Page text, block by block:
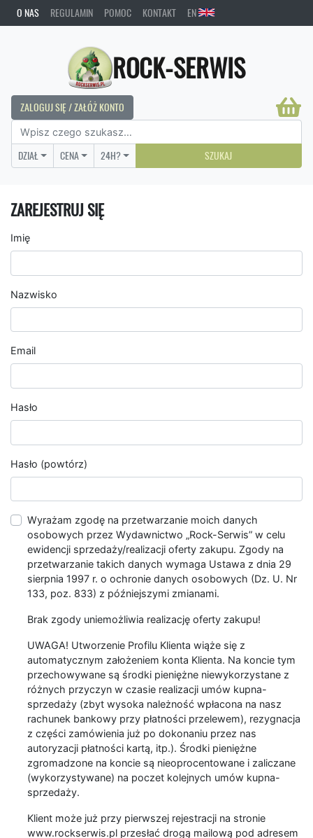
O NAS REGULAMIN POMOC KONTAKT EN
ROCK-SERWIS
ZALOGUJ SIĘ / ZAŁÓŻ KONTO
DZIAŁ CENA 24H? SZUKAJ
ZAREJESTRUJ SIĘ
Imię
Nazwisko
Email
Hasło
Hasło (powtórz)
Wyrażam zgodę na przetwarzanie moich danych
osobowych przez Wydawnictwo „Rock-Serwis” w celu
ewidencji sprzedaży/realizacji oferty zakupu. Zgody na
przetwarzanie takich danych wymaga Ustawa z dnia 29
sierpnia 1997 r. o ochronie danych osobowych (Dz. U. Nr
133, poz. 833) z późniejszymi zmianami.
Brak zgody uniemożliwia realizację oferty zakupu!
UWAGA! Utworzenie Profilu Klienta wiąże się z
automatycznym założeniem konta Klienta. Na koncie tym
przechowywane są środki pieniężne niewykorzystane z
różnych przyczyn w czasie realizacji umów kupna-
sprzedaży (zbyt wysoka należność wpłacona na nasz
rachunek bankowy przy płatności przelewem), rezygnacja
z części zamówienia już po dokonaniu przez nas
autoryzacji płatności kartą, itp.). Środki pieniężne
zgromadzone na koncie są nieoprocentowane i zaliczane
(wykorzystywane) na poczet kolejnych umów kupna-
sprzedaży.
Klient może już przy pierwszej rejestracji na stronie
www.rockserwis.pl przesłać drogą mailową pod adresem